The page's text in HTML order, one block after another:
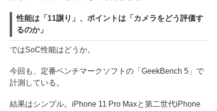
性能は「11譲り」、ポイントは「カメラをどう評価す
るのか」
ではSoC性能はどうか。
今回も、定番ベンチマークソフトの「GeekBench 5」で
計測している。
結果はシンプル。iPhone 11 Pro Maxと第二世代iPhone